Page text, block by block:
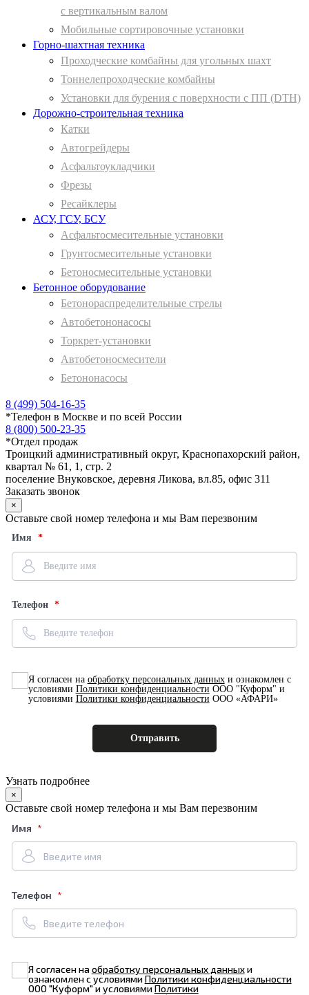
с вертикальным валом
Мобильные сортировочные установки
Горно-шахтная техника
Проходческие комбайны для угольных шахт
Тоннелепроходческие комбайны
Установки для бурения с поверхности с ПП (DTH)
Дорожно-строительная техника
Катки
Автогрейдеры
Асфальтоукладчики
Фрезы
Ресайклеры
АСУ, ГСУ, БСУ
Асфальтосмесительные установки
Грунтосмесительные установки
Бетоносмесительные установки
Бетонное оборудование
Бетонораспределительные стрелы
Автобетононасосы
Торкрет-установки
Автобетоносмесители
Бетононасосы
8 (499) 504-16-35
*Телефон в Москве и по всей России
8 (800) 500-23-35
*Отдел продаж
Троицкий административный округ, Краснопахорский район,
квартал № 61, 1, стр. 2
поселение Внуковское, деревня Ликова, вл.85, офис 311
Заказать звонок
×
Оставьте свой номер телефона и мы Вам перезвоним
Имя
Телефон
Я согласен на обработку персональных данныхи ознакомлен с
условиями Политики конфиденциальности ООО "Куформ" и
условиями Политики конфиденциальности ООО «АФАРИ»
Узнать подробнее
×
Оставьте свой номер телефона и мы Вам перезвоним
Имя
Телефон
Я согласен наобработку персональных данныхи
ознакомлен с условиямиПолитики конфиденциальности
ООО "Куформ" и условиямиПолитики